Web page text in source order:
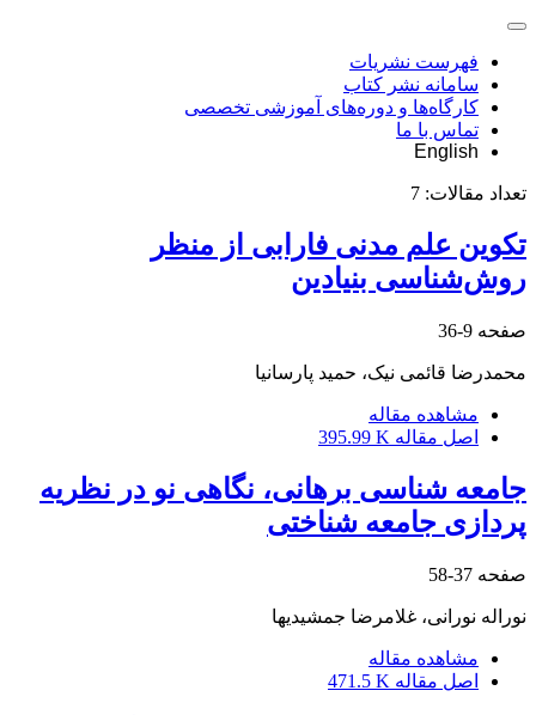
فهرست نشریات
سامانه نشر کتاب
کارگاه‌ها و دوره‌های آموزشی تخصصی
تماس با ما
English
تعداد مقالات: 7
تکوین علم مدنی فارابی از منظر
روش‌شناسی بنیادین
صفحه 9-36
محمدرضا قائمی نیک، حمید پارسانیا
مشاهده مقاله
اصل مقاله 395.99 K
جامعه شناسی برهانی، نگاهی نو در نظریه
پردازی جامعه شناختی
صفحه 37-58
نوراله نورانی، غلامرضا جمشیدیها
مشاهده مقاله
اصل مقاله 471.5 K